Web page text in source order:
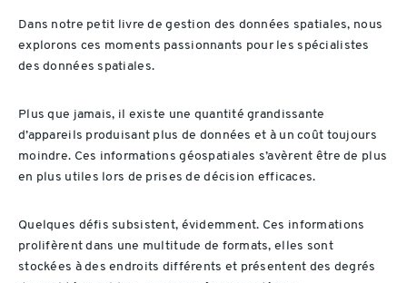
Dans notre petit livre de gestion des données spatiales, nous
explorons ces moments passionnants pour les spécialistes
des données spatiales.
Plus que jamais, il existe une quantité grandissante
d’appareils produisant plus de données et à un coût toujours
moindre. Ces informations géospatiales s’avèrent être de plus
en plus utiles lors de prises de décision efficaces.
Quelques défis subsistent, évidemment. Ces informations
prolifèrent dans une multitude de formats, elles sont
stockées à des endroits différents et présentent des degrés